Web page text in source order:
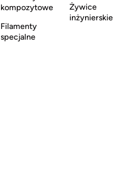
kompozytowe
Filamenty
specjalne
Żywice
inżynierskie